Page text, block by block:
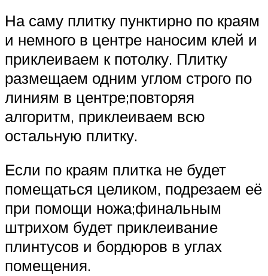
На саму плитку пунктирно по краям
и немного в центре наносим клей и
приклеиваем к потолку. Плитку
размещаем одним углом строго по
линиям в центре;повторяя
алгоритм, приклеиваем всю
остальную плитку.
Если по краям плитка не будет
помещаться целиком, подрезаем её
при помощи ножа;финальным
штрихом будет приклеивание
плинтусов и бордюров в углах
помещения.